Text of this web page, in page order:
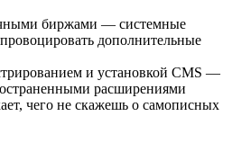
биржами — системные
дополнительные
и установкой CMS —
расширениями
чего не скажешь о самописных